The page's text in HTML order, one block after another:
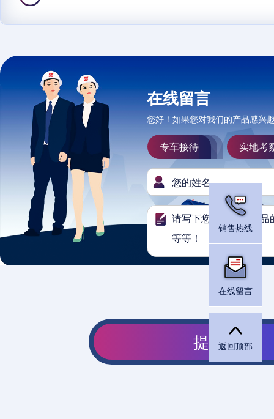
在线留言
您好！如果您对我们的产品感兴
专车接待 实地考
销售热线
在线留言
返回顶部